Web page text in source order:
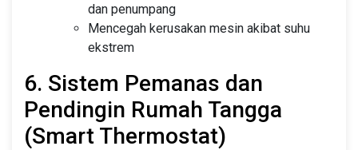
dan penumpang
Mencegah kerusakan mesin akibat suhu
ekstrem
6. Sistem Pemanas dan
Pendingin Rumah Tangga
(Smart Thermostat)